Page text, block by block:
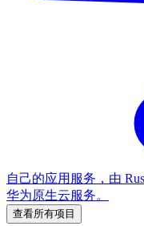
自己的应用服务，由
华为原生云服务。
查看所有项目